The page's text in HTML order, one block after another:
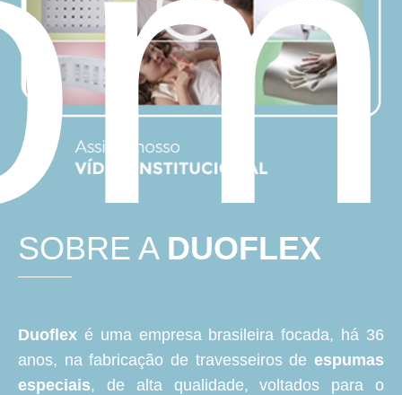
SOBRE A DUOFLEX
Duoflex é uma empresa brasileira focada, há 36
anos, na fabricação de travesseiros de espumas
especiais, de alta qualidade, voltados para o